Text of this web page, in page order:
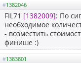
#1382046
FIL71 [1382009]: По
необходимое
- возместить
финише :)
#1383801